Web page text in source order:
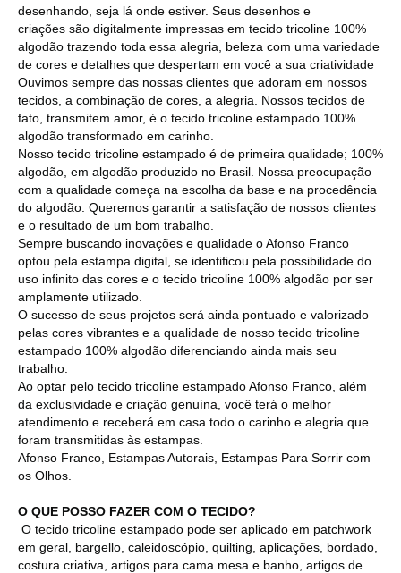
desenhando, seja lá onde estiver. Seus desenhos e
criações são digitalmente impressas em tecido tricoline 100%
algodão trazendo toda essa alegria, beleza com uma variedade
de cores e detalhes que despertam em você a sua criatividade
Ouvimos sempre das nossas clientes que adoram em nossos
tecidos, a combinação de cores, a alegria. Nossos tecidos de
fato, transmitem amor, é o tecido tricoline estampado 100%
algodão transformado em carinho.
Nosso tecido tricoline estampado é de primeira qualidade; 100%
algodão, em algodão produzido no Brasil. Nossa preocupação
com a qualidade começa na escolha da base e na procedência
do algodão. Queremos garantir a satisfação de nossos clientes
e o resultado de um bom trabalho.
Sempre buscando inovações e qualidade o Afonso Franco
optou pela estampa digital, se identificou pela possibilidade do
uso infinito das cores e o tecido tricoline 100% algodão por ser
amplamente utilizado.
O sucesso de seus projetos será ainda pontuado e valorizado
pelas cores vibrantes e a qualidade de nosso tecido tricoline
estampado 100% algodão diferenciando ainda mais seu
trabalho.
Ao optar pelo tecido tricoline estampado Afonso Franco, além
da exclusividade e criação genuína, você terá o melhor
atendimento e receberá em casa todo o carinho e alegria que
foram transmitidas às estampas.
Afonso Franco, Estampas Autorais, Estampas Para Sorrir com
os Olhos.
O QUE POSSO FAZER COM O TECIDO?
O tecido tricoline estampado pode ser aplicado em patchwork
em geral, bargello, caleidoscópio, quilting, aplicações, bordado,
costura criativa, artigos para cama mesa e banho, artigos de